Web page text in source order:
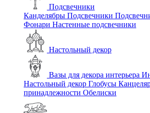
Подсвечники
Канделябры Подсвечники
Фонари Настенные подсвечники
Настольный декор
Вазы для декора интерьера
Настольный декор Глобусы
принадлежности Обелиски